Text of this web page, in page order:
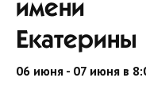
имени
06 июня - 07 июня в